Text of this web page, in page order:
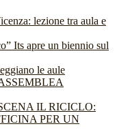
lezione tra aula e
Its apre un biennio sul
le aule
IL RICICLO:
PER UN